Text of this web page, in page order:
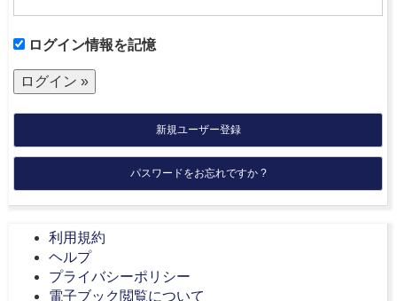
ログイン情報を記憶
新規ユーザー登録
パスワードをお忘れですか ?
利用規約
ヘルプ
プライバシーポリシー
電子ブック閲覧について